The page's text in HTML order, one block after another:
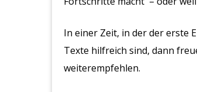
In einer Zeit, in der der erste
Texte hilfreich sind, dann
weiterempfehlen.